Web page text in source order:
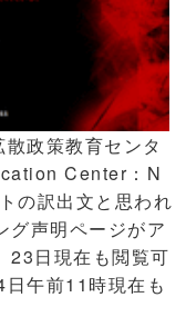
政策教育センタ
Center：N
の訳出文と思われ
グ声明ページがア
23日現在も閲覧可
午前11時現在も